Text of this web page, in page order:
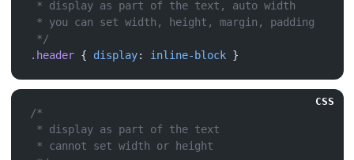
.header { display: inline-block
CSS